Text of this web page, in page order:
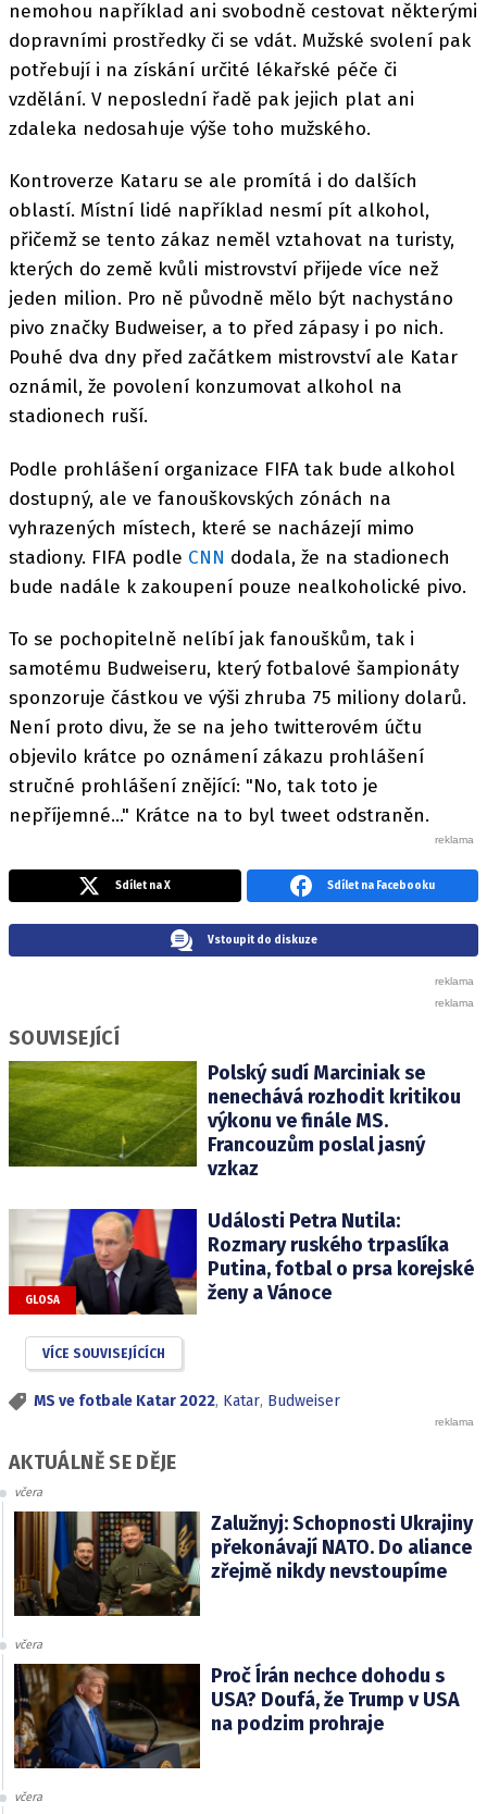
nemohou například ani svobodně cestovat některými
dopravními prostředky či se vdát. Mužské svolení pak
potřebují i na získání určité lékařské péče či
vzdělání. V neposlední řadě pak jejich plat ani
zdaleka nedosahuje výše toho mužského.
Kontroverze Kataru se ale promítá i do dalších
oblastí. Místní lidé například nesmí pít alkohol,
přičemž se tento zákaz neměl vztahovat na turisty,
kterých do země kvůli mistrovství přijede více než
jeden milion. Pro ně původně mělo být nachystáno
pivo značky Budweiser, a to před zápasy i po nich.
Pouhé dva dny před začátkem mistrovství ale Katar
oznámil, že povolení konzumovat alkohol na
stadionech ruší.
Podle prohlášení organizace FIFA tak bude alkohol
dostupný, ale ve fanouškovských zónách na
vyhrazených místech, které se nacházejí mimo
stadiony. FIFA podle CNN dodala, že na stadionech
bude nadále k zakoupení pouze nealkoholické pivo.
To se pochopitelně nelíbí jak fanouškům, tak i
samotému Budweiseru, který fotbalové šampionáty
sponzoruje částkou ve výši zhruba 75 miliony dolarů.
Není proto divu, že se na jeho twitterovém účtu
objevilo krátce po oznámení zákazu prohlášení
stručné prohlášení znějící: "No, tak toto je
nepříjemné..." Krátce na to byl tweet odstraněn.
Sdílet na X Sdílet na Facebooku
Vstoupit do diskuze
SOUVISEJÍCÍ
Polský sudí Marciniak se
nenechává rozhodit kritikou
výkonu ve finále MS.
Francouzům poslal jasný
vzkaz
GLOSA
Události Petra Nutila:
Rozmary ruského trpaslíka
Putina, fotbal o prsa korejské
ženy a Vánoce
VÍCE SOUVISEJÍCÍCH
MS ve fotbale Katar 2022, Katar, Budweiser
AKTUÁLNĚ SE DĚJE
včera
Zalužnyj: Schopnosti Ukrajiny
překonávají NATO. Do aliance
zřejmě nikdy nevstoupíme
včera
Proč Írán nechce dohodu s
USA? Doufá, že Trump v USA
na podzim prohraje
včera